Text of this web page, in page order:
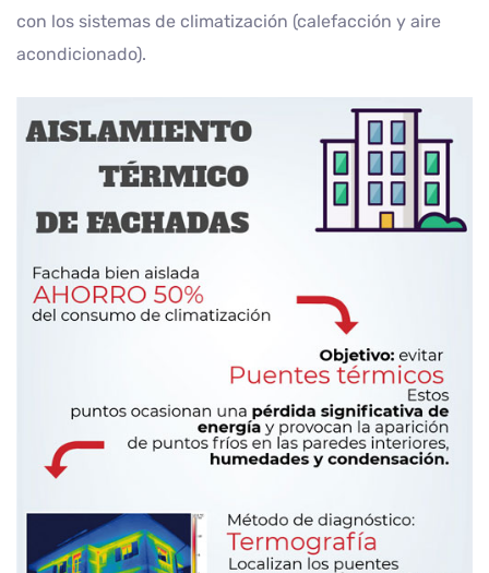
con los sistemas de climatización (calefacción y aire
acondicionado).